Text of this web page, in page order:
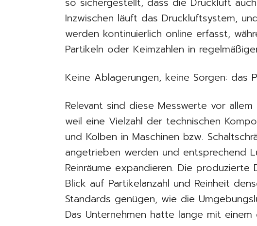
Inzwischen läuft das Druckluftsystem,
werden kontinuierlich online erfasst,
Partikeln oder Keimzahlen in
Keine Ablagerungen, keine Sorgen: das
Relevant sind diese Messwerte vor
weil eine Vielzahl der technischen
und Kolben in Maschinen bzw.
angetrieben werden und entsprechend
Reinräume expandieren. Die produzierte
Blick auf Partikelanzahl und Reinheit
Standards genügen, wie die
Das Unternehmen hatte lange mit